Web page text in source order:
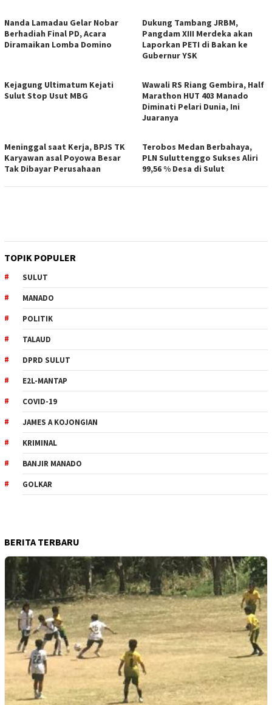
Nanda Lamadau Gelar Nobar
Berhadiah Final PD, Acara
Diramaikan Lomba Domino
Dukung Tambang JRBM,
Pangdam XIII Merdeka akan
Laporkan PETI di Bakan ke
Gubernur YSK
Kejagung Ultimatum Kejati
Sulut Stop Usut MBG
Wawali RS Riang Gembira, Half
Marathon HUT 403 Manado
Diminati Pelari Dunia, Ini
Juaranya
Meninggal saat Kerja, BPJS TK
Karyawan asal Poyowa Besar
Tak Dibayar Perusahaan
Terobos Medan Berbahaya,
PLN Suluttenggo Sukses Aliri
99,56 % Desa di Sulut
TOPIK POPULER
SULUT
MANADO
POLITIK
TALAUD
DPRD SULUT
E2L-MANTAP
COVID-19
JAMES A KOJONGIAN
KRIMINAL
BANJIR MANADO
GOLKAR
BERITA TERBARU